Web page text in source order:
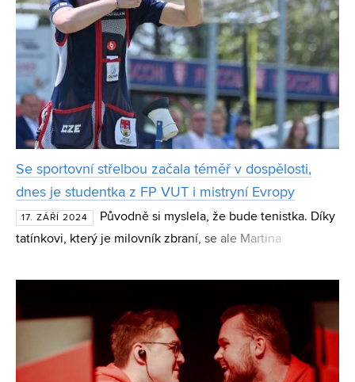
Se sportovní střelbou začala téměř v dospělosti,
dnes je studentka z FP VUT i mistryní Evropy
17. ZÁŘÍ 2024
Původně si myslela, že bude tenistka. Díky
tatínkovi, který je milovník zbraní, se ale Martina
trenér původně odmítl s tím, že je v sedmnácti